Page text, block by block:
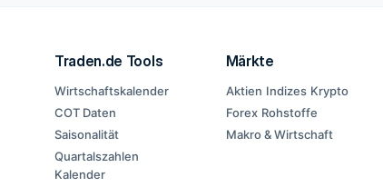
Traden.de Tools
Wirtschaftskalender
COT Daten
Saisonalität
Quartalszahlen
Kalender
Märkte
Aktien Indizes Krypto
Forex Rohstoffe
Makro & Wirtschaft